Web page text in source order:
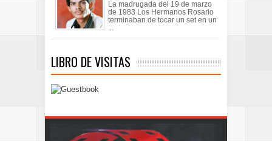
La madrugada del 19 de marzo
de 1983 Los Hermanos Rosario
terminaban de tocar un set en un
...
LIBRO DE VISITAS